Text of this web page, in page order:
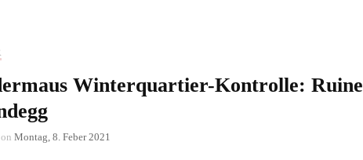
Sonstiges
Fotograf
Winterquartier-Kontrolle: Ruine
Montag, 8. Feber 2021